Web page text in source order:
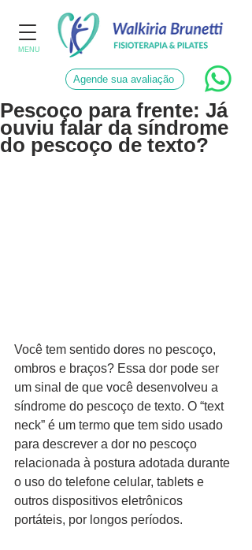
MENU
Agende sua avaliação
Pescoço para frente: Já
ouviu falar da síndrome
do pescoço de texto?
Você tem sentido dores no pescoço,
ombros e braços? Essa dor pode ser
um sinal de que você desenvolveu a
síndrome do pescoço de texto. O “text
neck” é um termo que tem sido usado
para descrever a dor no pescoço
relacionada à postura adotada durante
o uso do telefone celular, tablets e
outros dispositivos eletrônicos
portáteis, por longos períodos.